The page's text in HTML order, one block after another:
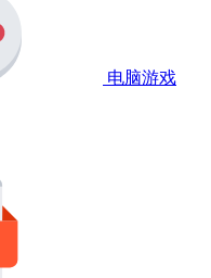
电脑游戏